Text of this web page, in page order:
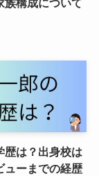
族構成について
歴は？出身校は
ューまでの経歴